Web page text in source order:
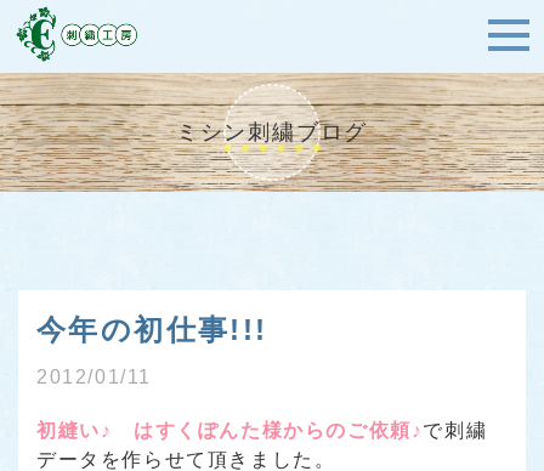
ミシン刺繍ブログ
今年の初仕事!!!
2012/01/11
初縫い♪ はすくぽんた様からのご依頼♪で刺繍
データを作らせて頂きました。